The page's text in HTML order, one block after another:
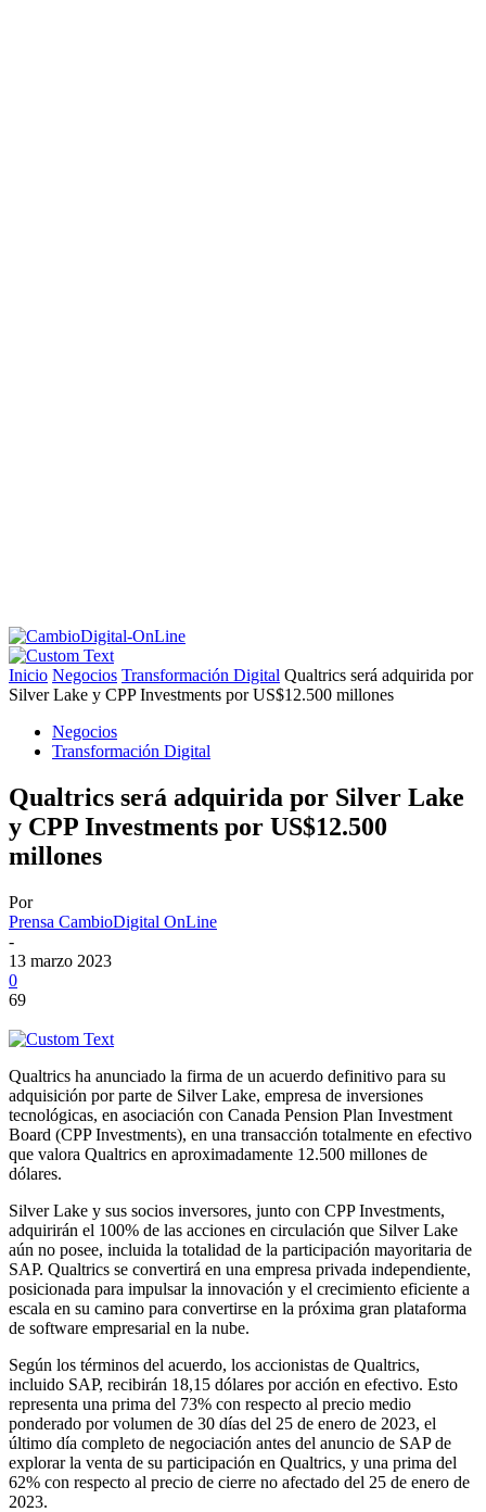
Inicio Negocios Transformación Digital Qualtrics será adquirida por
Silver Lake y CPP Investments por US$12.500 millones
Negocios
Transformación Digital
Qualtrics será adquirida por Silver Lake
y CPP Investments por US$12.500
millones
Por
Prensa CambioDigital OnLine
-
13 marzo 2023
0
69
Qualtrics ha anunciado la firma de un acuerdo definitivo para su
adquisición por parte de Silver Lake, empresa de inversiones
tecnológicas, en asociación con Canada Pension Plan Investment
Board (CPP Investments), en una transacción totalmente en efectivo
que valora Qualtrics en aproximadamente 12.500 millones de
dólares.
Silver Lake y sus socios inversores, junto con CPP Investments,
adquirirán el 100% de las acciones en circulación que Silver Lake
aún no posee, incluida la totalidad de la participación mayoritaria de
SAP. Qualtrics se convertirá en una empresa privada independiente,
posicionada para impulsar la innovación y el crecimiento eficiente a
escala en su camino para convertirse en la próxima gran plataforma
de software empresarial en la nube.
Según los términos del acuerdo, los accionistas de Qualtrics,
incluido SAP, recibirán 18,15 dólares por acción en efectivo. Esto
representa una prima del 73% con respecto al precio medio
ponderado por volumen de 30 días del 25 de enero de 2023, el
último día completo de negociación antes del anuncio de SAP de
explorar la venta de su participación en Qualtrics, y una prima del
62% con respecto al precio de cierre no afectado del 25 de enero de
2023.